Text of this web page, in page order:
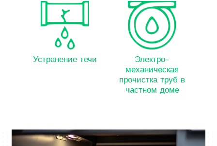
Устранение течи
Электро-
механическая
прочистка труб в
частном доме